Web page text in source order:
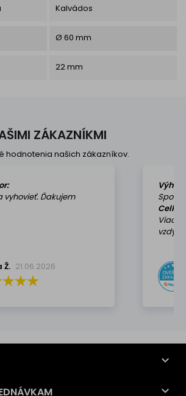
Kalvádos
Ø 60 mm
22 mm
ZÁKAZNÍKMI
hodnotenia našich zákazníkov.
vyhovieť. Ďakujem
Ž. 21.06.2026
vzdy k

